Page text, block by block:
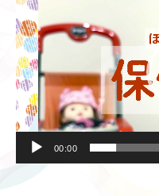
画
プ
レ
ー
ヤ
ー
00:00